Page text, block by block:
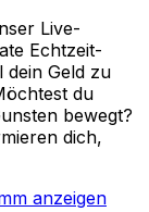
Live-
Echtzeit-
dein Geld zu
du
bewegt?
dich,
anzeigen